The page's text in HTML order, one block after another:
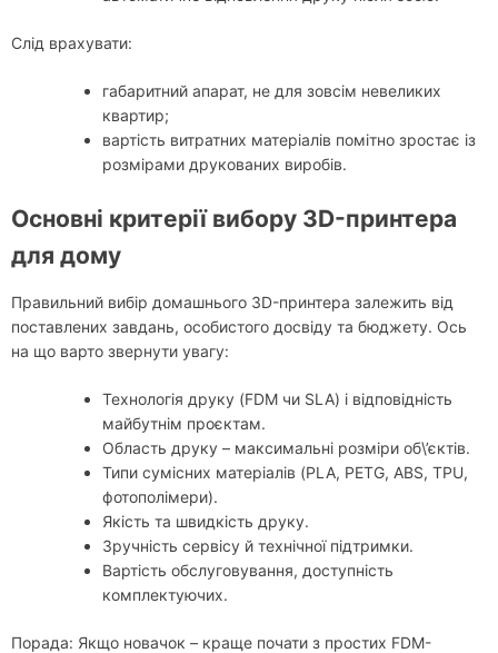
Слід врахувати:
габаритний апарат, не для зовсім невеликих
квартир;
вартість витратних матеріалів помітно зростає із
розмірами друкованих виробів.
Основні критерії вибору 3D-принтера
для дому
Правильний вибір домашнього 3D-принтера залежить від
поставлених завдань, особистого досвіду та бюджету. Ось
на що варто звернути увагу:
Технологія друку (FDM чи SLA) і відповідність
майбутнім проєктам.
Область друку – максимальні розміри об\’єктів.
Типи сумісних матеріалів (PLA, PETG, ABS, TPU,
фотополімери).
Якість та швидкість друку.
Зручність сервісу й технічної підтримки.
Вартість обслуговування, доступність
комплектуючих.
Порада: Якщо новачок – краще почати з простих FDM-